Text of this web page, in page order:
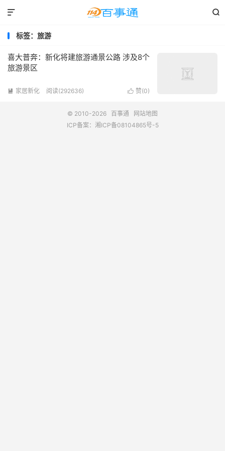


标签：旅游
喜大普奔：新化将建旅游通景公路 涉及8个
旅游景区
 赞(0)
 家居新化 阅读(292636)
© 2010-2026 百事通
网站地图
ICP备案： 湘ICP备08104865号-5